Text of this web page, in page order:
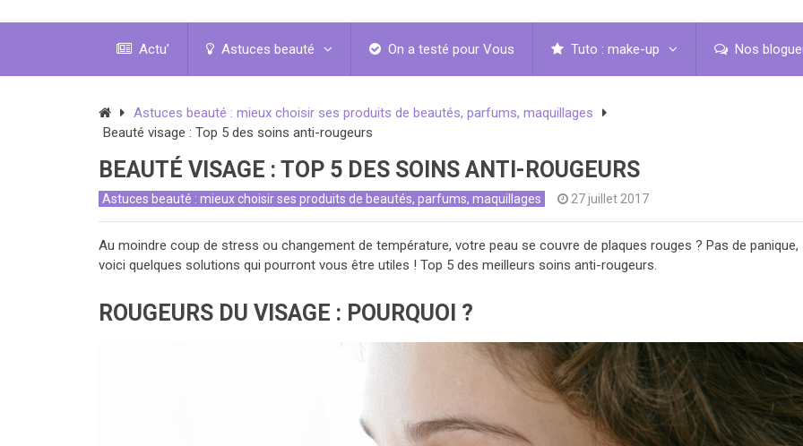
Actu’ Astuces beauté On a testé pour Vous Tuto : make-up Nos
Astuces beauté : mieux choisir ses produits de beautés, parfums, maquillages
Beauté visage : Top 5 des soins anti-rougeurs
BEAUTÉ VISAGE : TOP 5 DES SOINS ANTI-ROUGEURS
Astuces beauté : mieux choisir ses produits de beautés, parfums, maquillages 27 juillet 2017
Au moindre coup de stress ou changement de température, votre peau se couvre de plaques rouges ? Pas de panique,
voici quelques solutions qui pourront vous être utiles ! Top 5 des meilleurs soins anti-rougeurs.
ROUGEURS DU VISAGE : POURQUOI ?